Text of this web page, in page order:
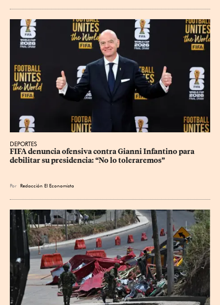
DEPORTES
FIFA denuncia ofensiva contra Gianni Infantino para
debilitar su presidencia: “No lo toleraremos”
Por Redacción El Economista